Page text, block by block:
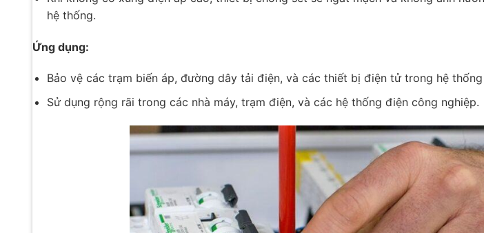
hệ thống.
Ứng dụng:
Bảo vệ các trạm biến áp, đường dây tải điện, và các thiết bị điện tử trong hệ
Sử dụng rộng rãi trong các nhà máy, trạm điện, và các hệ thống điện công nghiệp.